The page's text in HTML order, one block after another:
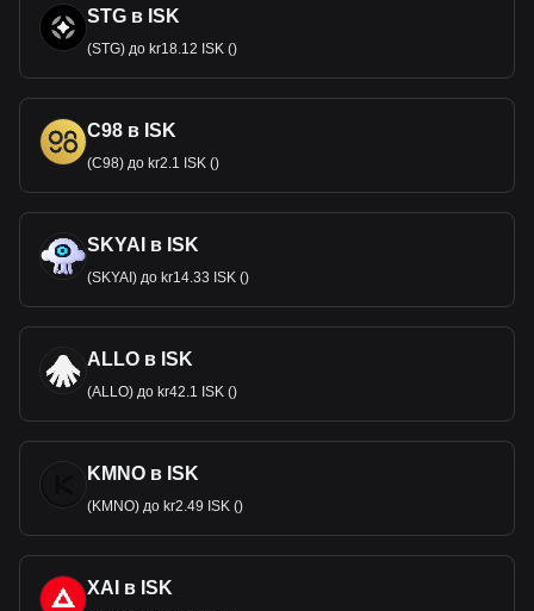
STG в ISK
(STG) до kr18.12 ISK ()
C98 в ISK
(C98) до kr2.1 ISK ()
SKYAI в ISK
(SKYAI) до kr14.33 ISK ()
ALLO в ISK
(ALLO) до kr42.1 ISK ()
KMNO в ISK
(KMNO) до kr2.49 ISK ()
XAI в ISK